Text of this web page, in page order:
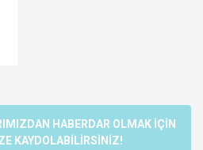
HABERDAR OLMAK İÇİN
KAYDOLABİLİRSİNİZ!